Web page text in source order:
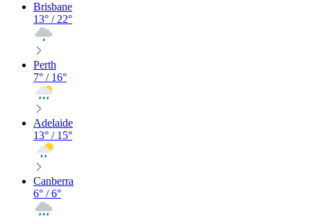
Brisbane
13° / 22°
Perth
7° / 16°
Adelaide
13° / 15°
Canberra
6° /6°